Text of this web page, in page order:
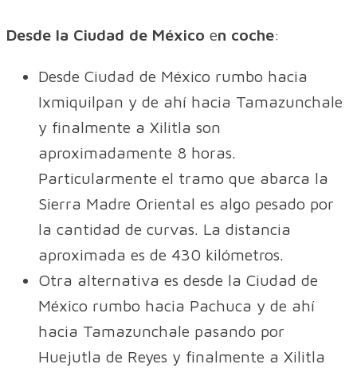
Desde la Ciudad de México en coche:
Desde Ciudad de México rumbo hacia
Ixmiquilpan y de ahí hacia Tamazunchale
y finalmente a Xilitla son
aproximadamente 8 horas.
Particularmente el tramo que abarca la
Sierra Madre Oriental es algo pesado por
la cantidad de curvas. La distancia
aproximada es de 430 kilómetros.
Otra alternativa es desde la Ciudad de
México rumbo hacia Pachuca y de ahí
hacia Tamazunchale pasando por
Huejutla de Reyes y finalmente a Xilitla